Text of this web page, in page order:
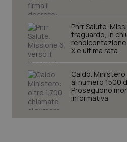
Pnrr Salute.
traguardo, in
X e ultima rata
Caldo.
al numero 1500
Proseguono
informativa
I cookie necessari
sito web abilitandone
navigazione sulle pagine e
protette del sito. Il sito web
funzionare correttamente
Nome
VISITOR_PRIVACY_METADATA